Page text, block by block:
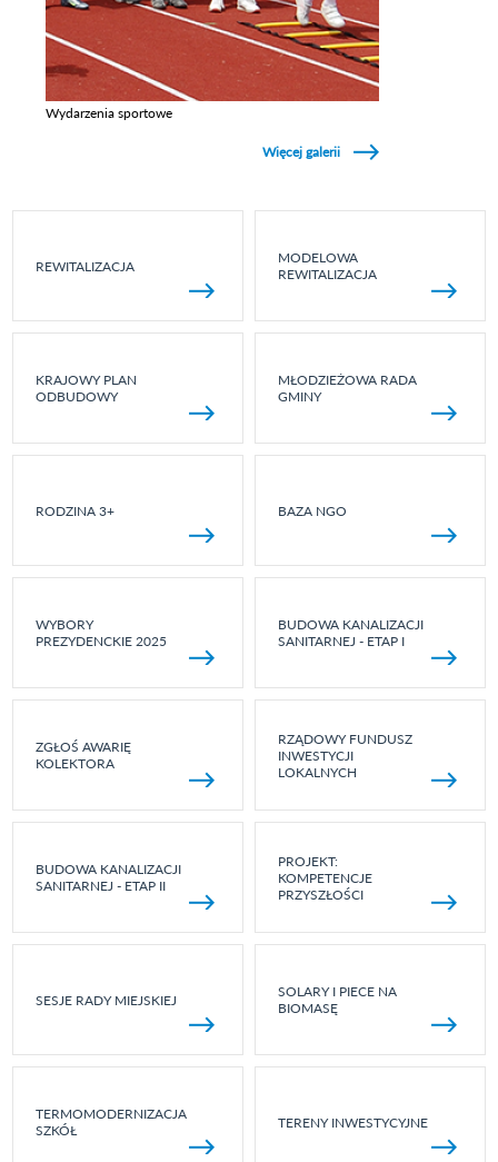
Wydarzenia sportowe
Więcej galerii
REWITALIZACJA
MODELOWA
REWITALIZACJA
KRAJOWY PLAN
ODBUDOWY
MŁODZIEŻOWA RADA
GMINY
RODZINA 3+ BAZA NGO
WYBORY
PREZYDENCKIE 2025
BUDOWA KANALIZACJI
SANITARNEJ - ETAP I
ZGŁOŚ AWARIĘ
KOLEKTORA
RZĄDOWY FUNDUSZ
INWESTYCJI
LOKALNYCH
BUDOWA KANALIZACJI
SANITARNEJ - ETAP II
PROJEKT:
KOMPETENCJE
PRZYSZŁOŚCI
SESJE RADY MIEJSKIEJ
SOLARY I PIECE NA
BIOMASĘ
TERMOMODERNIZACJA
SZKÓŁ
TERENY INWESTYCYJNE